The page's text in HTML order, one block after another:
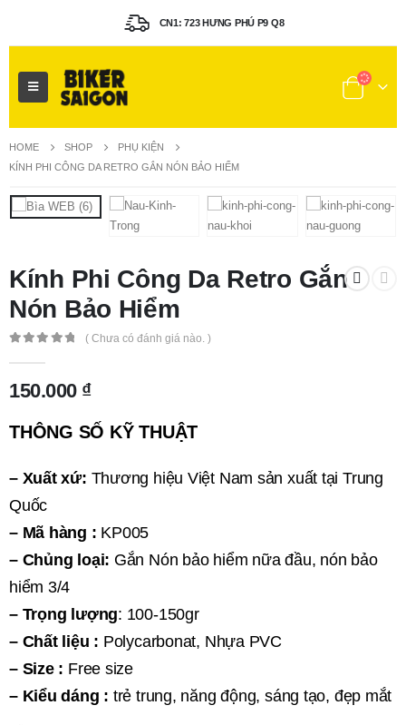
CN1: 723 HƯNG PHÚ P9 Q8
HOME SHOP
PHỤ KIỆN
KÍNH PHI CÔNG DA RETRO GẮN NÓN BẢO HIỂM
Kính Phi Công Da Retro Gắn
Nón Bảo Hiểm
( Chưa có đánh giá nào. )
150.000 ₫
THÔNG SỐ KỸ THUẬT
– Xuất xứ: Thương hiệu Việt Nam sản xuất tại Trung
Quốc
– Mã hàng : KP005
– Chủng loại: Gắn Nón bảo hiểm nữa đầu, nón bảo
hiểm 3/4
– Trọng lượng: 100-150gr
– Chất liệu : Polycarbonat, Nhựa PVC
– Size : Free size
– Kiểu dáng : trẻ trung, năng động, sáng tạo, đẹp mắt